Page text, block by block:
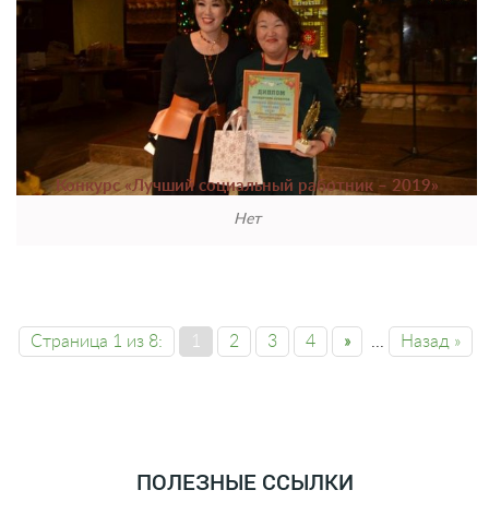
Конкурс «Лучший социальный работник – 2019»
Нет
Страница 1 из 8: 1 2 3 4 » Назад »
ПОЛЕЗНЫЕ ССЫЛКИ